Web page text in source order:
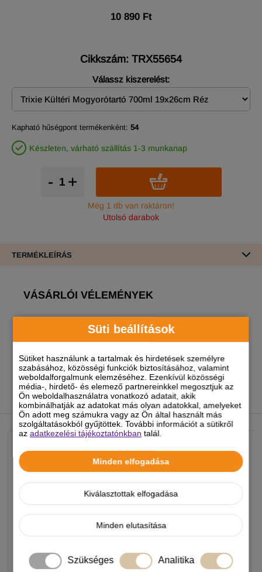
Süti beállítások
Sütiket használunk a tartalmak és hirdetések személyre
szabásához, közösségi funkciók biztosításához, valamint
weboldalforgalmunk elemzéséhez. Ezenkívül közösségi
média-, hirdető- és elemező partnereinkkel megosztjuk az
Ön weboldalhasználatra vonatkozó adatait, akik
kombinálhatják az adatokat más olyan adatokkal, amelyeket
Ön adott meg számukra vagy az Ön által használt más
szolgáltatásokból gyűjtöttek. További információt a sütikről
azadatkezelési tájékoztatónkban talál.
Minden elfogadása
Kiválasztottak elfogadása
Minden elutasítása
Szükséges Analitika
10 890 Ft
Cikkszám: TRX55654
Válassz kiszerelést:
Kapható hűségpont termékenként: 54
Készleten, várható szállítás 1-3 munkanap
+
-
Még 1 db van raktáron!
Utolsó darabok
TERMÉKLEÍRÁS
VÁSÁRLÓI VÉLEMÉNYEK
Erről a termékről még nincs vélemény!
regisztrált és bejelentkezettfelhasználó vagy!
NEKED AJÁNLJUK